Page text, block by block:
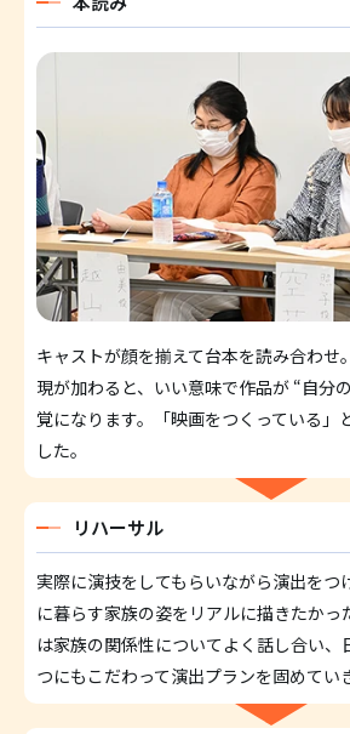
キャストが顔を揃えて台本を読み合わせ
現が加わると、いい意味で作品が “自分
覚になります。「映画をつくっている」
した。
リハーサル
実際に演技をしてもらいながら演出をつ
に暮らす家族の姿をリアルに描きたかっ
は家族の関係性についてよく話し合い、
つにもこだわって演出プランを固めてい